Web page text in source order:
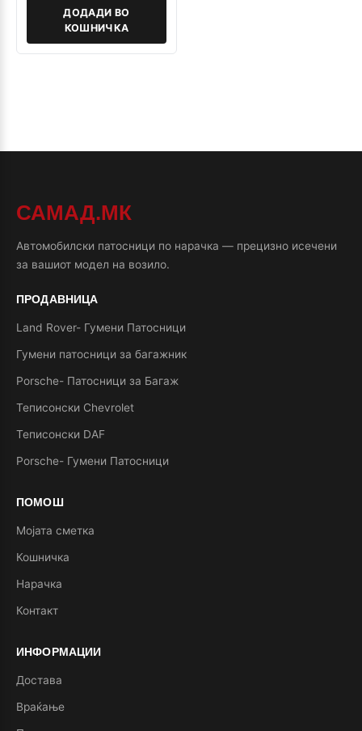
ДОДАДИ ВО
КОШНИЧКА
САМАД.МК
Автомобилски патосници по нарачка — прецизно исечени
за вашиот модел на возило.
ПРОДАВНИЦА
Land Rover- Гумени Патосници
Гумени патосници за багажник
Porsche- Патосници за Багаж
Теписонски Chevrolet
Теписонски DAF
Porsche- Гумени Патосници
ПОМОШ
Мојата сметка
Кошничка
Нарачка
Контакт
ИНФОРМАЦИИ
Достава
Враќање